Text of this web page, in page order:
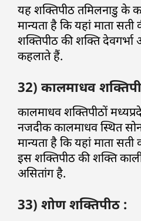
यह शक्तिपीठ तमिलनाडु के
मान्यता है कि यहां माता सती
शक्तिपीठ की शक्ति
कहलाते हैं.
32) कालमाधव
कालमाधव शक्तिपीठों
नजदीक कालमाधव स्थित
मान्यता है कि यहां माता सती
इस शक्तिपीठ की शक्ति
असितांग है.
33) शोण शक्तिपीठ :